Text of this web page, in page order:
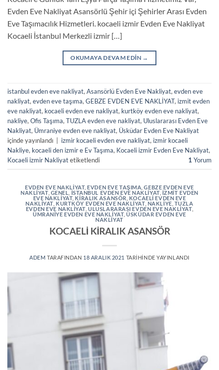
Evden Eve Nakliyat Asansörlü Şehir içi Şehirler Arası Evden
Eve Taşımacılık Hizmetleri. kocaeli izmir Evden Eve Nakliyat
Kocaeli İstanbul Merkezli izmir […]
OKUMAYA DEVAM EDIN →
istanbul evden eve nakliyat,Asansörlü Evden Eve Nakliyat,evden eve
nakliyat,evden eve taşıma,GEBZE EVDEN EVE NAKLİYAT, izmit evden
eve nakliyat, kocaeli evden eve nakliyat, kurtköy evden eve nakliyat,
nakliye,Ofis Taşıma,TUZLA evden eve nakliyat, Uluslararası Evden Eve
Nakliyat, Ümraniye evden eve nakliyat, Üsküdar Evden Eve Nakliyat
içinde yayınlandı
izmir kocaeli evden eve nakliyat, izmir kocaeli
Nakliye, kocaeli den izmir e Ev Taşıma, Kocaeli izmir Evden Eve Nakliyat,
Kocaeli izmir Nakliyatetiketlendi 1 Yorum
EVDEN EVE NAKLIYAT,EVDEN EVE TAŞIMA ,GEBZE EVDEN EVE
NAKLİYAT, GENEL ISTANBUL EVDEN EVE NAKLIYAT, IZMIT EVDEN
EVE NAKLIYAT, KİRALIK ASANSÖR KOCAELI EVDEN EVE
NAKLIYAT, KURTKÖY EVDEN EVE NAKLIYAT, NAKLIYE TUZLA
EVDEN EVE NAKLIYAT ,ULUSLARARASI EVDEN EVE NAKLIYAT,
ÜMRANIYE EVDEN EVE NAKLIYAT,ÜSKÜDAR EVDEN EVE
NAKLIYAT
KOCAELİ KİRALIK ASANSÖR
ADEM TARAFINDAN 18 ARALIK 2021 TARIHINDE YAYINLANDI